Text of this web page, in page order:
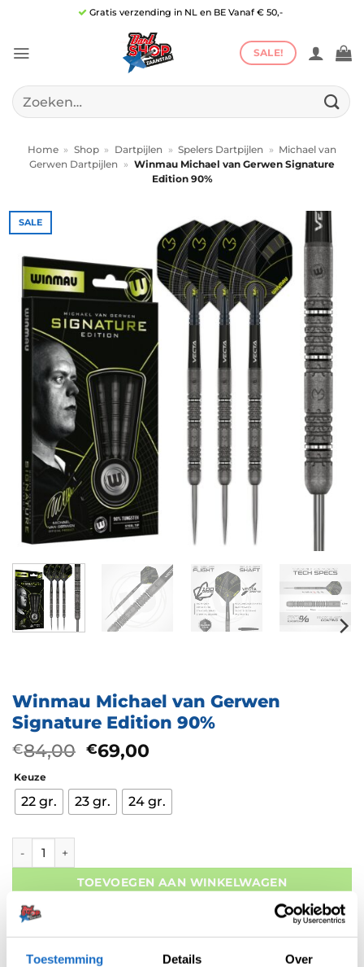
Toestemming Details Over
inhoud
Gratis verzending in NL en BE Vanaf € 50,-
SALE!
Zoeken
naar:
Home » Shop » Dartpijlen » Spelers Dartpijlen » Michael van
Gerwen Dartpijlen
» Winmau Michael van Gerwen Signature
Edition 90%
SALE
Winmau Michael van Gerwen
Signature Edition 90%
€84,00 Oorspronkelijke
was:
€84,00.
€69,00Huidige
is:
€69,00.
Keuze
22 gr. 23 gr. 24 gr.
Winmau Michael van Gerwen Signature Edition 90% aantal
TOEVOEGEN AAN WINKELWAGEN
Gratis verzending vanaf 50,- In NL en BE